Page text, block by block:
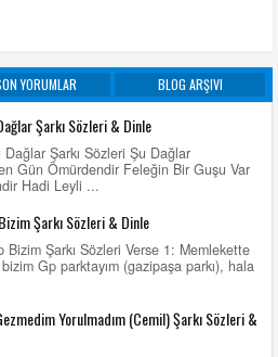
YORUMLAR BLOG ARŞIVI
Şarkı Sözleri & Dinle
Dağlar Şarkı Sözleri Şu Dağlar
Gün Ömürdendir Feleğin Bir Guşu Var
Hadi Leyli ...
Şarkı Sözleri & Dinle
Bizim Şarkı Sözleri Verse 1: Memlekette
Gp parktayım (gazipaşa parkı), hala
Yorulmadım (Cemil) Şarkı Sözleri &